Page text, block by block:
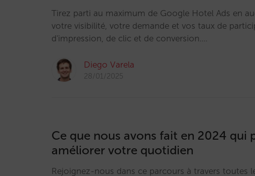
Tirez parti au maximum de Google Hotel Ads en
votre visibilité, votre demande et vos taux de
d'impression, de clic et de conversion.…
Diego Varela
28/01/2025
Ce que nous avons fait en 2024 qui
améliorer votre quotidien
Rejoignez-nous dans ce parcours à travers toutes